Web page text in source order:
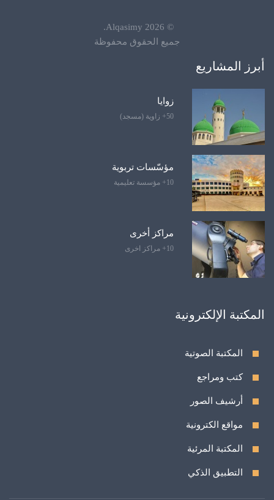
©
2026
Alqasimy
.
جميع الحقوق محفوظة
أبرز المشاريع
زوايا
50+ زاوية (مسجد)
مؤسّسات تربوية
10+ مؤسسة تعليمية
مراكز أخرى
10+ مراكز اخرى
المكتبة الإلكترونية
المكتبة الصوتية
كتب ومراجع
أرشيف الصور
مواقع الكترونية
المكتبة المرئية
التطبيق الذكي